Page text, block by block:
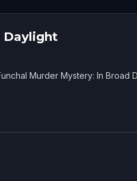
Daylight
Murder Mystery: In Broad